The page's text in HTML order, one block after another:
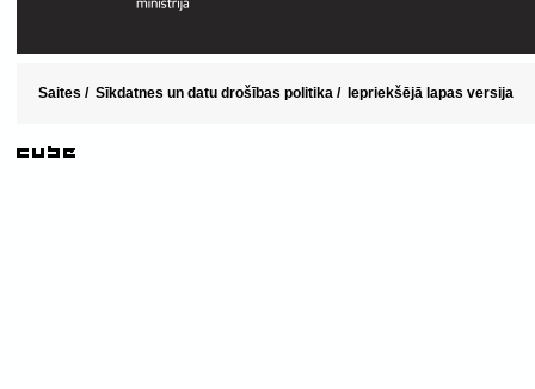
Saites / Sīkdatnes un datu drošības politika / Iepriekšējā lapas versija